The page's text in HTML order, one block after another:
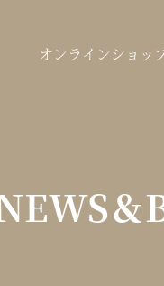
オンラインショッ
＆